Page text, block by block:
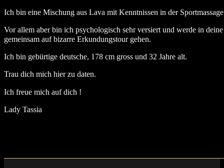
Ich bin eine Mischung aus Lava mit Kenntnissen in der
Vor allem aber bin ich psychologisch sehr versiert und werde in
gemeinsam auf bizarre Erkundungstour gehen.
Ich bin gebürtige deutsche, 178 cm gross und 32 Jahre alt.
Trau dich mich hier zu daten.
Ich freue mich auf dich !
Lady Tassia